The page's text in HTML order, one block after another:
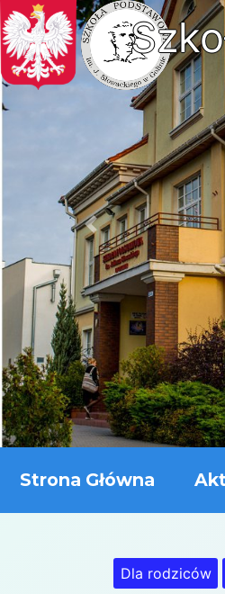
Previous
Strona Główna
Dla rodziców